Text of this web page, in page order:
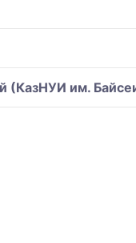
(КазНУИ им.